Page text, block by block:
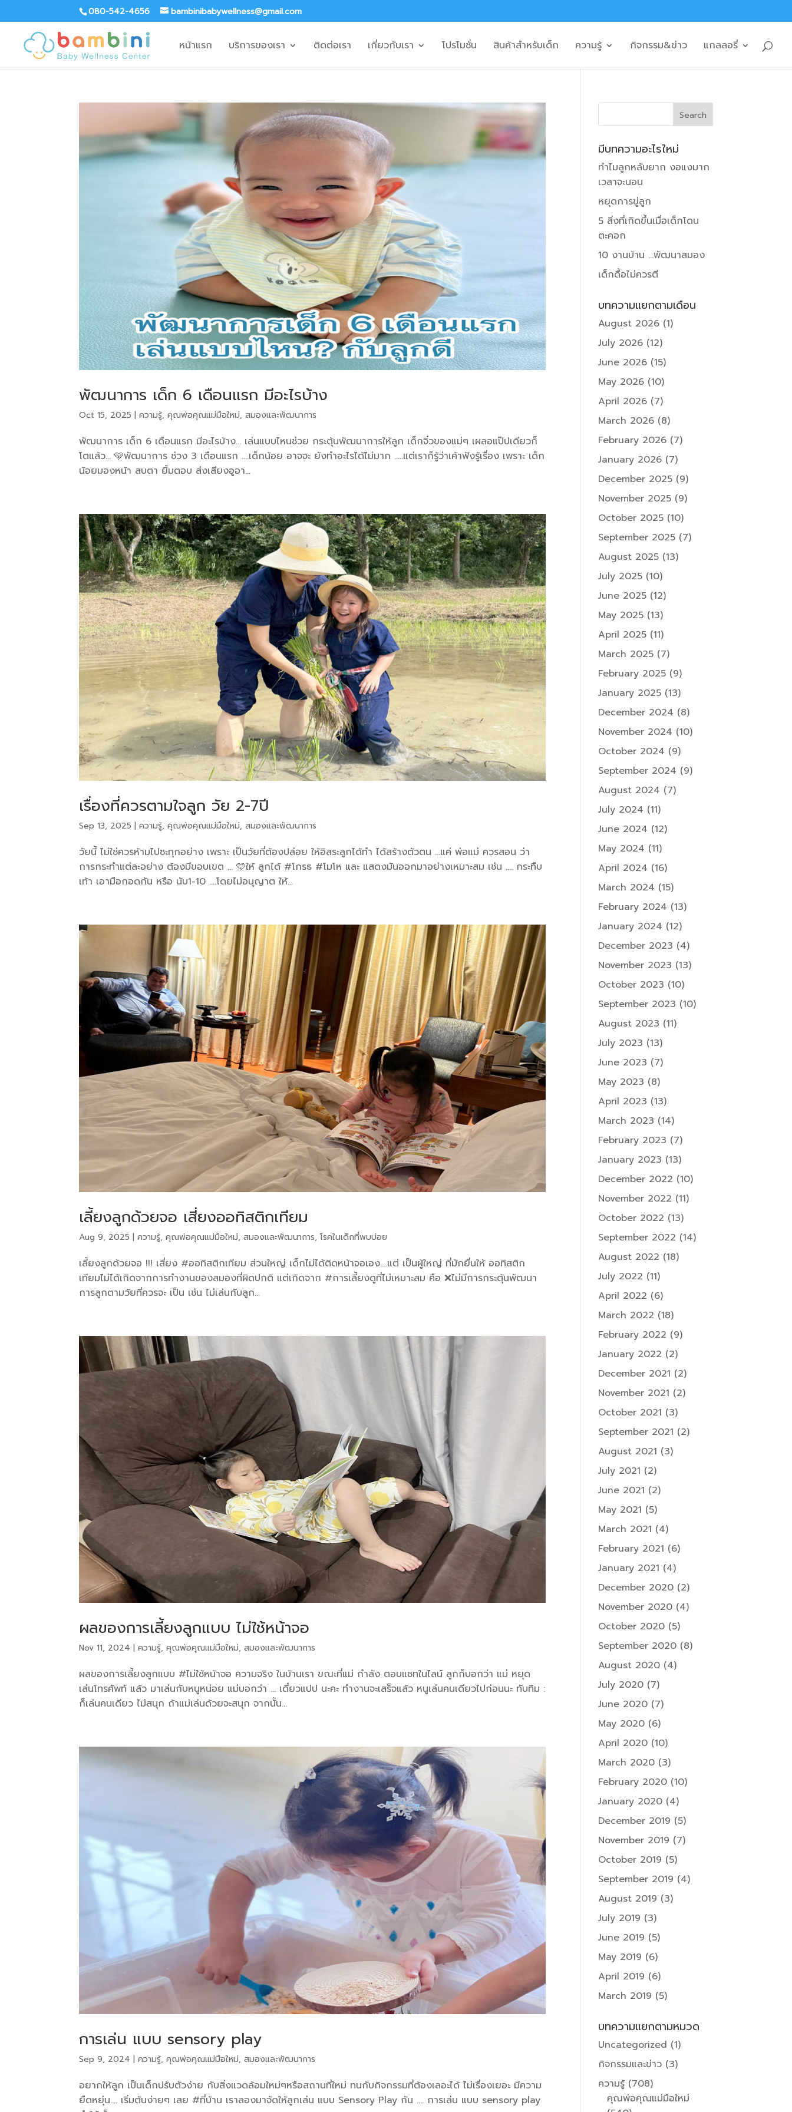
080-542-4656 bambinibabywellness@gmail.com
หน้าแรก บริการของเรา ติดต่อเรา เกี่ยวกับเรา โปรโมชั่น สินค้าสำหรับเด็ก ความรู้ กิจกรรม&ข่าว แกลลอรี่
พัฒนาการ เด็ก 6 เดือนแรก มีอะไรบ้าง
Oct 15, 2025 |ความรู้,คุณพ่อคุณแม่มือใหม่,สมองและพัฒนาการ
พัฒนาการ เด็ก 6 เดือนแรก มีอะไรบ้าง… เล่นแบบไหนช่วย กระตุ้นพัฒนาการให้ลูก เด็กจิ๋วของแม่ๆ เผลอแป๊ปเดียวก็
โตแล้ว… 🩵พัฒนาการ ช่วง 3 เดือนแรก ….เด็กน้อย อาจจะ ยังทำอะไรได้ไม่มาก …..แต่เราก็รู้ว่าเค้าฟังรู้เรื่อง เพราะ เด็ก
น้อยมองหน้า สบตา ยิ้มตอบ ส่งเสียงอูอา...
เรื่องที่ควรตามใจลูก วัย 2-7ปี
Sep 13, 2025 |ความรู้,คุณพ่อคุณแม่มือใหม่,สมองและพัฒนาการ
วัยนี้ ไม่ใช่ควรห้ามไปซะทุกอย่าง เพราะ เป็นวัยที่ต้องปล่อย ให้อิสระลูกได้ทำ ได้สร้างตัวตน …แค่ พ่อแม่ ควรสอน ว่า
การกระทำแต่ละอย่าง ต้องมีขอบเขต … 🩵ให้ ลูกได้ #โกรธ #โมโห และ แสดงมันออกมาอย่างเหมาะสม เช่น …. กระทืบ
เท้า เอามือกอดกัน หรือ นับ1-10 ….โดยไม่อนุญาต ให้...
เลี้ยงลูกด้วยจอ เสี่ยงออทิสติกเทียม
Aug 9, 2025 |ความรู้,คุณพ่อคุณแม่มือใหม่,สมองและพัฒนาการ,โรคในเด็กที่พบบ่อย
เลี้ยงลูกด้วยจอ !!! เสี่ยง #ออทิสติกเทียม ส่วนใหญ่ เด็กไม่ได้ติดหน้าจอเอง….แต่ เป็นผู้ใหญ่ ที่มักยื่นให้ ออทิสติก
เทียมไม่ได้เกิดจากการทำงานของสมองที่ผิดปกติ แต่เกิดจาก #การเลี้ยงดูที่ไม่เหมาะสม คือ ❌ไม่มีการกระตุ้นพัฒนา
การลูกตามวัยที่ควรจะ เป็น เช่น ไม่เล่นกับลูก...
ผลของการเลี้ยงลูกแบบ ไม่ใช้หน้าจอ
Nov 11, 2024 |ความรู้,คุณพ่อคุณแม่มือใหม่,สมองและพัฒนาการ
ผลของการเลี้ยงลูกแบบ #ไม่ใช้หน้าจอ ความจริง ในบ้านเรา ขณะที่แม่ กำลัง ตอบแชทในไลน์ ลูกก็บอกว่า แม่ หยุด
เล่นโทรศัพท์ แล้ว มาเล่นกับหนูหน่อย แม่บอกว่า … เดี๋ยวแปป นะคะ ทำงานจะเสร็จแล้ว หนูเล่นคนเดียวไปก่อนนะ ทับทิม :
ก็เล่นคนเดียว ไม่สนุก ถ้าแม่เล่นด้วยจะสนุก จากนั้น...
การเล่น แบบ sensory play
Sep 9, 2024 |ความรู้,คุณพ่อคุณแม่มือใหม่,สมองและพัฒนาการ
อยากให้ลูก เป็นเด็กปรับตัวง่าย กับสิ่งแวดล้อมใหม่ๆหรือสถานที่ใหม่ ทนกับกิจกรรมที่ต้องเลอะได้ ไม่เรื่องเยอะ มีความ
ยืดหยุ่น…. เริ่มต้นง่ายๆ เลย #ที่บ้าน เราลองมาจัดให้ลูกเล่น แบบ Sensory Play กัน …. การเล่น แบบ sensory play
มีบทความอะไรใหม่
ทำไมลูกหลับยาก งอแงมาก
เวลาจะนอน
หยุดการขู่ลูก
5 สิ่งที่เกิดขึ้นเมื่อเด็กโดน
ตะคอก
10 งานบ้าน …พัฒนาสมอง
เด็กดื้อไม่ควรตี
บทความแยกตามเดือน
August 2026 (1)
July 2026 (12)
June 2026 (15)
May 2026 (10)
April 2026 (7)
March 2026 (8)
February 2026 (7)
January 2026 (7)
December 2025 (9)
November 2025 (9)
October 2025 (10)
September 2025 (7)
August 2025 (13)
July 2025 (10)
June 2025 (12)
May 2025 (13)
April 2025 (11)
March 2025 (7)
February 2025 (9)
January 2025 (13)
December 2024 (8)
November 2024 (10)
October 2024 (9)
September 2024 (9)
August 2024 (7)
July 2024 (11)
June 2024 (12)
May 2024 (11)
April 2024 (16)
March 2024 (15)
February 2024 (13)
January 2024 (12)
December 2023 (4)
November 2023 (13)
October 2023 (10)
September 2023 (10)
August 2023 (11)
July 2023 (13)
June 2023 (7)
May 2023 (8)
April 2023 (13)
March 2023 (14)
February 2023 (7)
January 2023 (13)
December 2022 (10)
November 2022 (11)
October 2022 (13)
September 2022 (14)
August 2022 (18)
July 2022 (11)
April 2022 (6)
March 2022 (18)
February 2022 (9)
January 2022 (2)
December 2021 (2)
November 2021 (2)
October 2021 (3)
September 2021 (2)
August 2021 (3)
July 2021 (2)
June 2021 (2)
May 2021 (5)
March 2021 (4)
February 2021 (6)
January 2021 (4)
December 2020 (2)
November 2020 (4)
October 2020 (5)
September 2020 (8)
August 2020 (4)
July 2020 (7)
June 2020 (7)
May 2020 (6)
April 2020 (10)
March 2020 (3)
February 2020 (10)
January 2020 (4)
December 2019 (5)
November 2019 (7)
October 2019 (5)
September 2019 (4)
August 2019 (3)
July 2019 (3)
June 2019 (5)
May 2019 (6)
April 2019 (6)
March 2019 (5)
บทความแยกตามหมวด
Uncategorized (1)
กิจกรรมและข่าว (3)
ความรู้(708)
คุณพ่อคุณแม่มือใหม่